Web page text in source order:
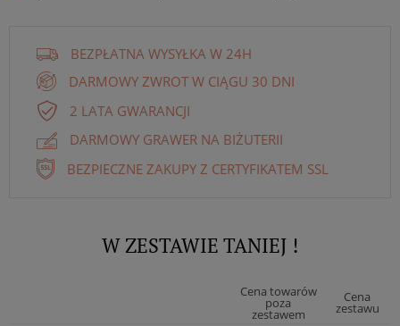
BEZPŁATNA WYSYŁKA W 24H
DARMOWY ZWROT W CIĄGU 30 DNI
2 LATA GWARANCJI
DARMOWY GRAWER NA BIŻUTERII
BEZPIECZNE ZAKUPY Z CERTYFIKATEM SSL
W ZESTAWIE TANIEJ !
Cena towarów
poza
zestawem
Cena
zestawu